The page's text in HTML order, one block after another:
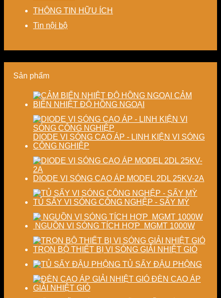
nâng
thành
chi
phí
sản
năng
chất
lượng
phẩm
Giải
pháp
tiết
kiệm
lượng
định
lượng
sấy
nghiệp
THÔNG TIN HỮU ÍCH
Tin nội bộ
Sản phẩm
CẢM
BIẾN NHIỆT ĐỘ HỒNG NGOẠI
DIODE VI SÓNG CAO ÁP - LINH KIỆN VI SÓNG
CÔNG NGHIỆP
DIODE VI SÓNG CAO ÁP MODEL 2DL 25KV-2A
TỦ SẤY VI SÓNG CÔNG NGHỆP - SẤY MỲ
NGUỒN VI SÓNG TÍCH HỢP MGMT 1000W
TRỌN BỘ THIẾT BỊ VI SÓNG GIẢI NHIỆT GIÓ
TỦ SẤY ĐẬU PHỘNG
ĐÈN CAO ÁP
GIẢI NHIỆT GIÓ